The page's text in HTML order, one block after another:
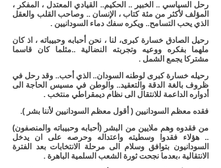
رحل السياسي .. الخبير .. الحكيم.. القيادي المعتدل ، المفكر ،
المؤلف لأكثر من مئة كتاب ، الإنسان .. وصاحب القلب والعقل
الذي يحب التسامح.. ويكره سفك دماء السودانيين .
رحيل الصادق خسارة كبرى، لنا ، نحن أحبابه وحبيباته ، اذ كان
ملهما بفكره ووعيه وتجربته النضالية ..مثلما كان قاسما
مشتركا يجمع الشمل .
رحيله خسارة كبرى لوطنه السودان.. الذي أحب.. وقد رحل في
ظروف بالغة الدقة والتعقيد.. والوطن في مسيس الحاجة الى
أدواره الداعمة للانتقال الى نظام ديمقراطي منتخب .
فقده معظم السودانيين ( أقول معظم السودانيين لأننا بشر ).
من فقدوه وهم ملايين من البشر (أحبابه وحبيباته والمنصفون)
.. هؤلاء فقدوا وسطيته واعتداله وحرصه على ان يدخل
السودانيون بتوافق وسلام الى مرحلة الانتخابات بعد الفترة
الانتقالية ،بعدما نجحت ثورة الشعب السلمية الباهرة .